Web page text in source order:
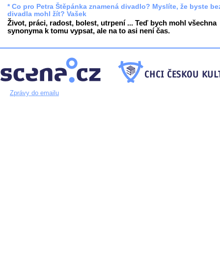
* Co pro Petra Štěpánka znamená divadlo? Myslíte, že byste
divadla mohl žít? Vašek
Život, práci, radost, bolest, utrpení ... Teď bych mohl všechna
synonyma k tomu vypsat, ale na to asi není čas.
Zprávy do emailu